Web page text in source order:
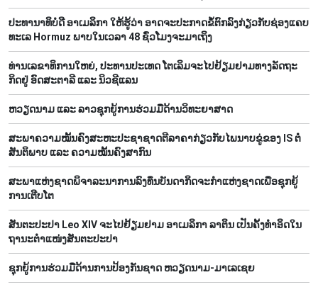
ປະທານາທິບໍດີ ອາເມລິກາ ໃຫ້ຮູ້ວ່າ ອາດຈະປະກາດຂໍ້ຕົກລົງກ່ຽວກັບຊ່ອງແຄບ
ທະເລ Hormuz ພາບໃນເວລາ 48 ຊົ່ວໂມງຈະມາເຖິງ
ທ່ານ​ເລ​ຂາ​ທິ​ການ​ໃຫຍ່, ປ​ະ​ທານ​ປະ​ເທດ ໂຕ​ເລິມ​ຈະ​ໄປ​ຢ້ຽມ​ຢາມ​ທາງ​ລັດ​ຖະ​
ກິດ​ຢູ່ ອົດ​ສະ​ຕາ​ລີ ແລະ ນິວ​ຊີ​ແລນ
ຫວຽດ​ນາມ ແລະ ລາວ​ຊຸກ​ຍູ້​ການ​ຮ່ວມ​ມື​ດ້ານວ​ິ​ທະ​ຍາ​ສາດ
ສະພາຄວາມໝັ້ນຄົງສະຫະປະຊາຊາດຕີລາຄາກ່ຽວກັບໄພນາບຂູ່ຂອງ IS ຕໍ່
ສັນຕິພາບ ແລະ ຄວາມໝັ້ນຄົງສາກົນ
ສະ​ພາ​ແຫ່ງ​ຊາດ​ພິ​ຈາ​ລະ​ນາ​​ການລົງ​ທຶນ​ບັນ​ດາ​ກິດ​ຈະ​ກຳ​ແຫ່ງ​ຊາດ​ເພື່ອ​ຊຸກ​ຍູ້​
ການ​ເຕີບ​ໂຕ
ສັນຕະປະປາ Leo XIV ຈະໄປຢ້ຽມຢາມ ອາເມລິກາ ລາຕິນ ເປັນຄັ້ງທຳອິດໃນ
ຖານະຕຳແໜ່ງສັນຕະປະປາ
ຊຸກ​ຍູ້​ການ​ຮ່ວມ​ມື​ດ້ານ​ການ​ປ້ອງ​ກັນ​ຊາດ ຫວຽດ​ນາມ-ມາ​ເລ​ເຊຍ